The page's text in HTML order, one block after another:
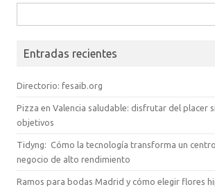
Entradas recientes
Directorio: fesaib.org
Pizza en Valencia saludable: disfrutar del placer
objetivos
Tidyng: Cómo la tecnología transforma un
negocio de alto rendimiento
Ramos para bodas Madrid y cómo elegir flores